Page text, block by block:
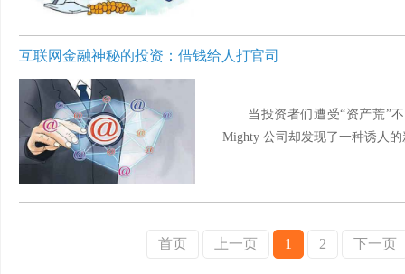
互联网金融神秘的投资：借钱给人打官司
当投资者们遭受“资产荒”
Mighty 公司却发现了一种诱人
首页 上一页 1 2 下一页